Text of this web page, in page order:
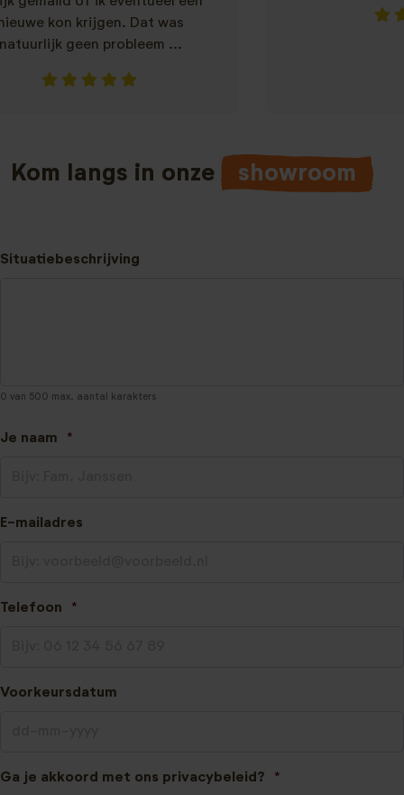
krijgen. Dat was
geen probleem ...
Kom langs in onze showroom
Situatiebeschrijving
0 van 500 max. aantal karakters
Je naam *
E-mailadres
Telefoon *
Voorkeursdatum
dash
Ga je akkoord met ons privacybeleid?
*